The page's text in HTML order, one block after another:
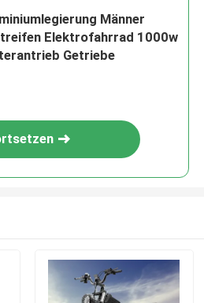
Männer
Elektrofahrrad 1000w
Getriebe